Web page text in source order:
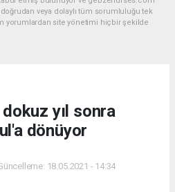
veya dolaylı tüm sorumluluğu tek
yorumlardan site yönetimi hiçbir şekilde
yıl sonra
dönüyor
18.05.2021 - 14:34